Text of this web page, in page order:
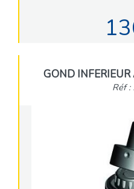
GOND
Réf